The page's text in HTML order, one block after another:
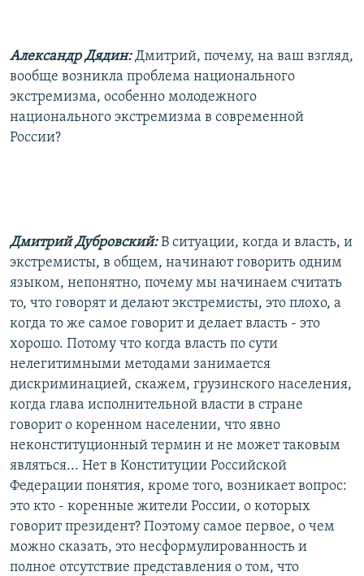
Александр Дядин:Дмитрий, почему, на ваш взгляд,
вообще возникла проблема национального
экстремизма, особенно молодежного
национального экстремизма в современной
России?
Дмитрий Дубровский:В ситуации, когда и власть, и
экстремисты, в общем, начинают говорить одним
языком, непонятно, почему мы начинаем считать
то, что говорят и делают экстремисты, это плохо, а
когда то же самое говорит и делает власть - это
хорошо. Потому что когда власть по сути
нелегитимными методами занимается
дискриминацией, скажем, грузинского населения,
когда глава исполнительной власти в стране
говорит о коренном населении, что явно
неконституционный термин и не может таковым
являться... Нет в Конституции Российской
Федерации понятия, кроме того, возникает вопрос:
это кто - коренные жители России, о которых
говорит президент? Поэтому самое первое, о чем
можно сказать, это несформулированность и
полное отсутствие представления о том, что